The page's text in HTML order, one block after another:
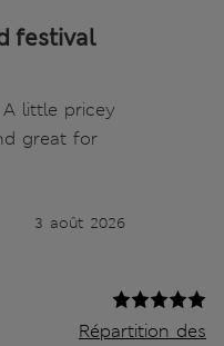
festival
little pricey
great for
3 août 2026
Répartition des